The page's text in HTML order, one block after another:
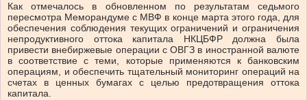
Как отмечалось в обновленном по результатам седьмого
пересмотра Меморандуме с МВФ в конце марта этого года, для
обеспечения соблюдения текущих ограничений и ограничения
непродуктивного оттока капитала НКЦБФР должна была
привести внебиржевые операции с ОВГЗ в иностранной валюте
в соответствие с теми, которые применяются к банковским
операциям, и обеспечить тщательный мониторинг операций на
счетах в ценных бумагах с целью предотвращения оттока
капитала.